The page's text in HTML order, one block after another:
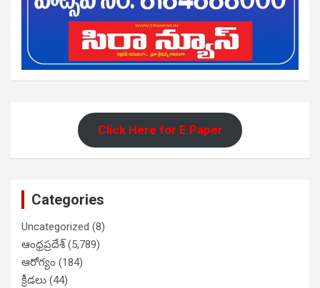
Click Here for E Paper
Categories
Uncategorized (8)
ఆంధ్రప్రదేశ్(5,789)
ఆరోగ్యం (184)
క్రీడలు (44)